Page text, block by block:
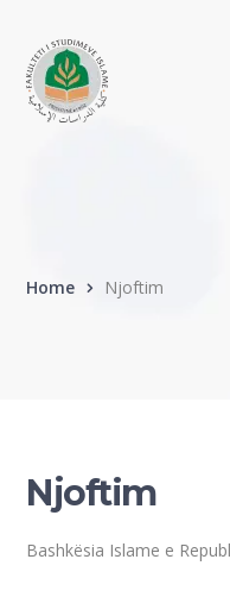
Home Njoftim
Njoftim
Bashkësia Islame e